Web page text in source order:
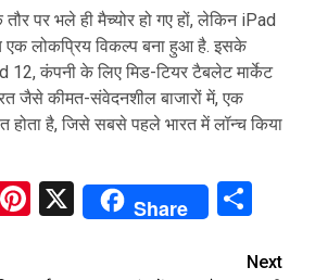
पर भले ही मैच्योर हो गए हों, लेकिन iPad
एक लोकप्रिय विकल्प बना हुआ है. इसके
12, कंपनी के लिए मिड-टियर टैबलेट मार्केट
जैसे कीमत-संवेदनशील बाजारों में, एक
होता है, जिसे सबसे पहले भारत में लॉन्च किया
WhatsApp
Pinterest
X Share
Next